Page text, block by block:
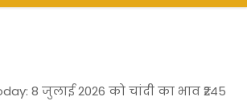
8 जुलाई 2026 को चांदी का भाव ₹245